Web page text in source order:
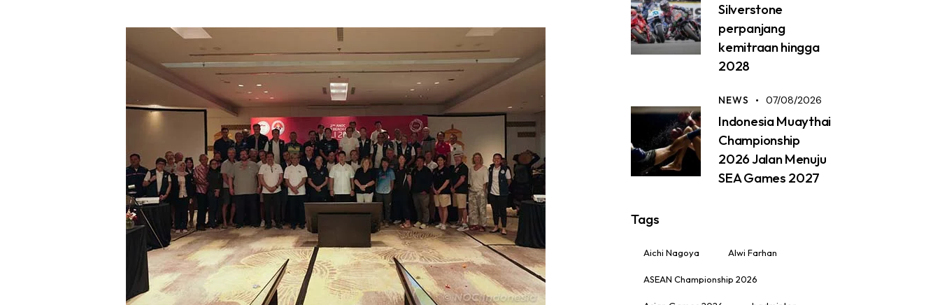
Silverstone
perpanjang
kemitraan hingga
2028
NEWS 07/08/2026
Indonesia Muaythai
Championship
2026 Jalan Menuju
SEA Games 2027
Tags
Aichi Nagoya Alwi Farhan
ASEAN Championship 2026